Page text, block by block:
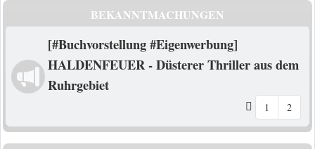
BEKANNTMACHUNGEN
[#Buchvorstellung #Eigenwerbung]
HALDENFEUER - Düsterer Thriller aus dem
Ruhrgebiet
1 2